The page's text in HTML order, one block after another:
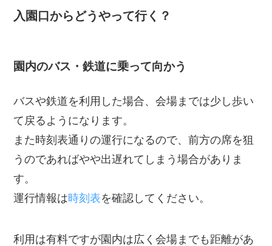
入園口からどうやって行く？
園内のバス・鉄道に乗って向かう
バスや鉄道を利用した場合、会場までは少し歩い
て戻るようになります。
また時刻表通りの運行になるので、前方の席を狙
うのであればやや出遅れてしまう場合がありま
す。
運行情報は時刻表を確認してください。
利用は有料ですが園内は広く会場までも距離があ